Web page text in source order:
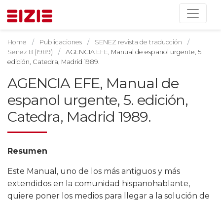
Home Publicaciones
SENEZ revista de traducción
Senez 8 (1989)
AGENCIA EFE, Manual de espanol urgente, 5.
edición, Catedra, Madrid 1989.
AGENCIA EFE, Manual de
espanol urgente, 5. edición,
Catedra, Madrid 1989.
Resumen
Este Manual, uno de los más antiguos y más
extendidos en la comunidad hispanohablante,
quiere poner los medios para llegar a la solución de